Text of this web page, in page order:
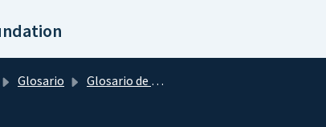
Glosario Glosario de términos